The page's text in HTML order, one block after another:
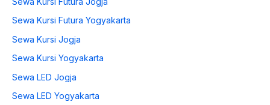
Sewa Kursi Futura Yogyakarta
Sewa Kursi Jogja
Sewa Kursi Yogyakarta
Sewa LED Jogja
Sewa LED Yogyakarta